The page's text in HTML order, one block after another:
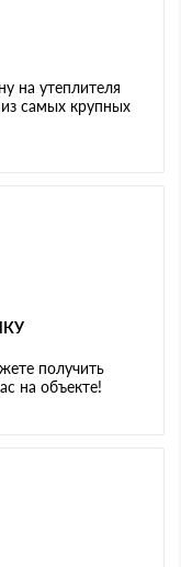
на утеплителя
самых крупных
получить
на объекте!